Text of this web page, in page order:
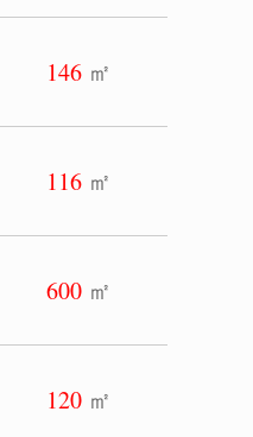
146㎡
116㎡
600㎡
120㎡